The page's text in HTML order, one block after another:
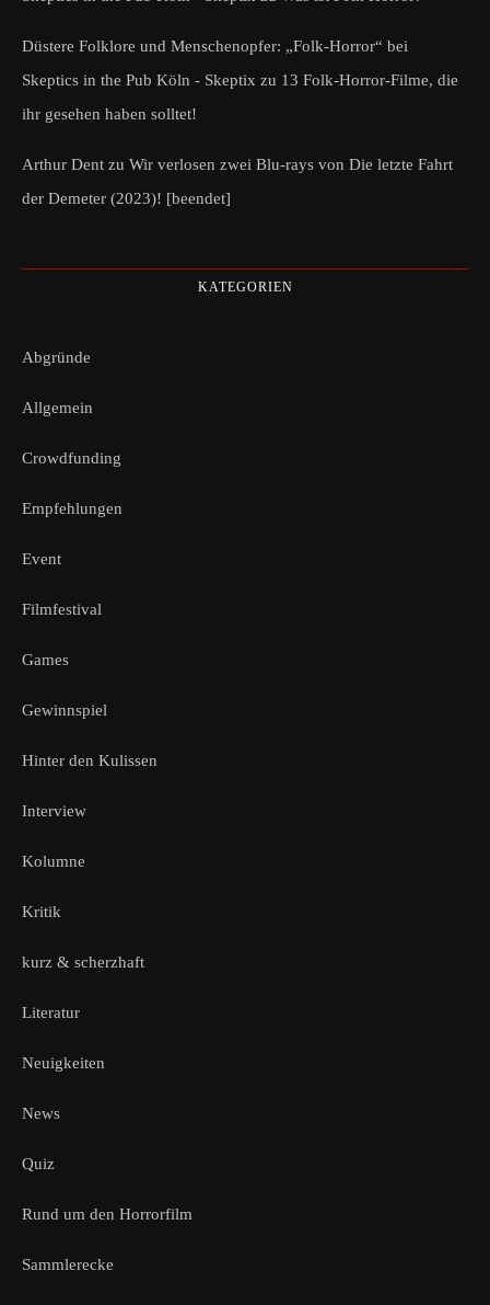
Düstere Folklore und Menschenopfer: „Folk-Horror“ bei
Skeptics in the Pub Köln - Skeptix zu 13 Folk-Horror-Filme, die
ihr gesehen haben solltet!
Arthur Dent zu Wir verlosen zwei Blu-rays von Die letzte Fahrt
der Demeter (2023)! [beendet]
KATEGORIEN
Abgründe
Allgemein
Crowdfunding
Empfehlungen
Event
Filmfestival
Games
Gewinnspiel
Hinter den Kulissen
Interview
Kolumne
Kritik
kurz & scherzhaft
Literatur
Neuigkeiten
News
Quiz
Rund um den Horrorfilm
Sammlerecke